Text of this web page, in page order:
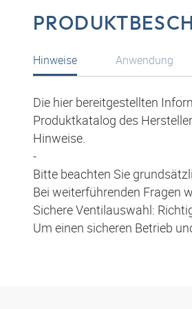
Hinweise
Die hier bereitgestellten
Produktkatalog des
Hinweise.
-
Bitte beachten Sie
Bei weiterführenden Fragen
Sichere Ventilauswahl:
Um einen sicheren Betrieb
Anwendung